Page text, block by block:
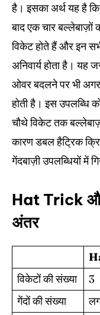
है। इसका अर्थ यह है
बाद एक चार
विकेट होते हैं और इन
अनिवार्य होता है। यह
ओवर बदलने पर भी अगर
होती है। इस उपलब्धि
चौथे विकेट तक
कारण डबल हैट्रिक
गेंदबाज़ी उपलब्धियों में
Hat Trick
अंतर
विकेटों की संख्या
3
गेंदों की संख्या